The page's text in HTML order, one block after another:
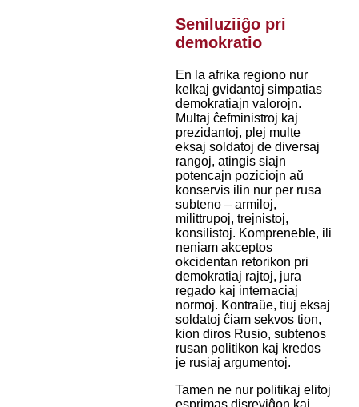
Seniluziiĝo pri
demokratio
En la afrika regiono nur
kelkaj gvidantoj simpatias
demokratiajn valorojn.
Multaj ĉefministroj kaj
prezidantoj, plej multe
eksaj soldatoj de diversaj
rangoj, atingis siajn
potencajn poziciojn aŭ
konservis ilin nur per rusa
subteno – armiloj,
milittrupoj, trejnistoj,
konsilistoj. Kompreneble, ili
neniam akceptos
okcidentan retorikon pri
demokratiaj rajtoj, jura
regado kaj internaciaj
normoj. Kontraŭe, tiuj eksaj
soldatoj ĉiam sekvos tion,
kion diros Rusio, subtenos
rusan politikon kaj kredos
je rusiaj argumentoj.
Tamen ne nur politikaj elitoj